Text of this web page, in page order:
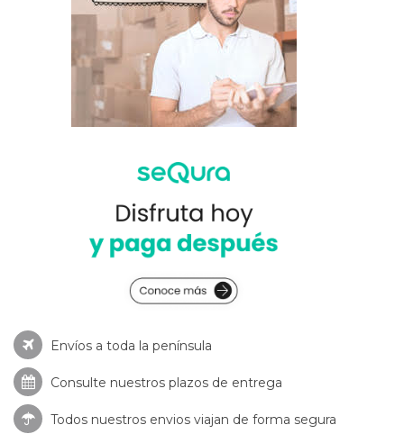
Envíos a toda la península
Consulte nuestros plazos de entrega
Todos nuestros envios viajan de forma segura